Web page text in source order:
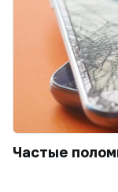
Частые